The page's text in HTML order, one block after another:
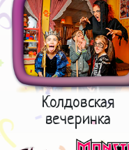
Колдовская
вечеринка